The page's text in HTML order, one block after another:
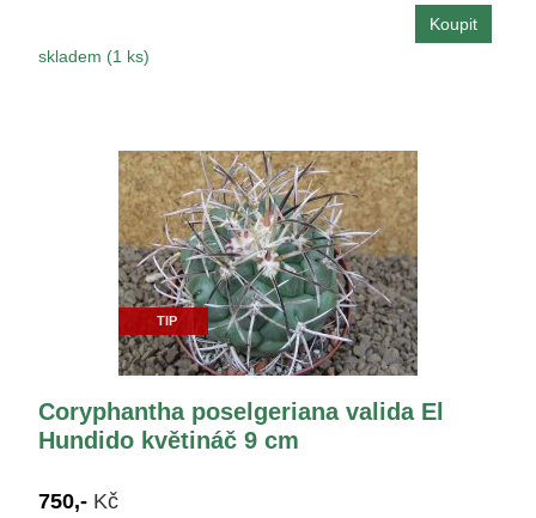
skladem (1 ks)
TIP
Coryphantha poselgeriana valida El
Hundido květináč 9 cm
750,- Kč